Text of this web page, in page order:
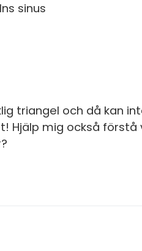
sinus
triangel och då kan
Hjälp mig också